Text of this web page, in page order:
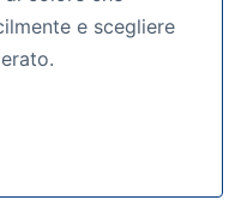
e scegliere